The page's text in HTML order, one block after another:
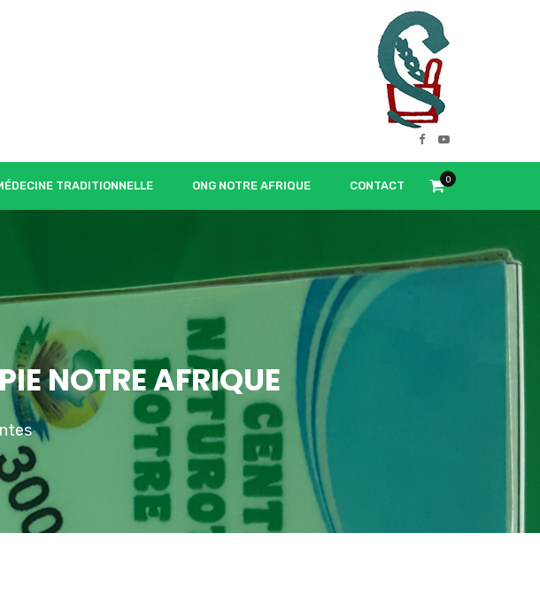
TRADITIONNELLE ONG NOTRE AFRIQUE CONTACT 0
NOTRE AFRIQUE